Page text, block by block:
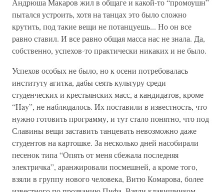
Андрюша Макаров жил в общаге и какой-то “промоушн”
пытался устроить, хотя на танцах это было сложно
крутить, под такие вещи не потанцуешь... Но он все
равно ставил. И все равно общая масса нас не знала. Да,
собственно, успехов-то практически никаких и не было.
Успехов особых не было, но к осени потребовалась
институту агитка, дабы сеять культуру среди
студенческих и крестьянских масс, а кандидатов, кроме
“Hay”, не наблюдалось. Их поставили в известность, что
нужно готовить программу, и тут стало понятно, что под
Славины вещи заставить танцевать невозможно даже
студентов на картошке. За несколько дней насобирали
песенок типа “Опять от меня сбежала последняя
электричка”, аранжировали посмешней, а кроме того,
взяли в группу нового человека, Витю Комарова, более